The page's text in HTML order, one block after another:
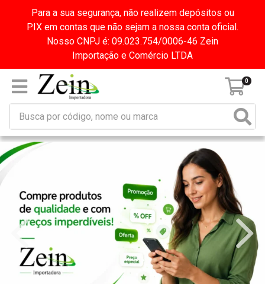
Para a sua segurança, não realizem depósitos ou
PIX em contas que não sejam a nossa conta oficial.
Nosso CNPJ é: 09.023.754/0006-46 Zein
Importação e Comércio LTDA
0